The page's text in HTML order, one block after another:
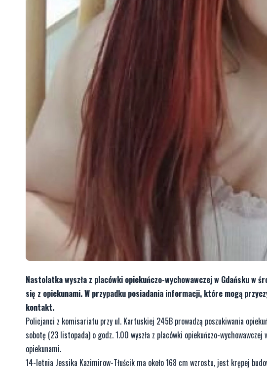
Nastolatka wyszła z placówki opiekuńczo-wychowawczej w Gdańsku w
się z opiekunami. W przypadku posiadania informacji, które mogą
kontakt.
Policjanci z komisariatu przy ul. Kartuskiej 245B prowadzą poszukiwania
sobotę (23 listopada) o godz. 1.00 wyszła z placówki opiekuńczo-
opiekunami.
14-letnia Jessika Kazimirow-Tłuścik ma około 168 cm wzrostu, jest krępej